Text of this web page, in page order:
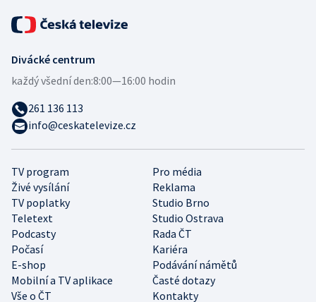
TV program
Pro média
Živé vysílání
Reklama
TV poplatky
Studio Brno
Teletext
Studio Ostrava
Podcasty
Rada ČT
Počasí
Kariéra
E-shop
Podávání námětů
Mobilní a TV aplikace
Časté dotazy
Vše o ČT
Kontakty
Divácké centrum
každý všední den:8:00—16:00 hodin
261 136 113
info@ceskatelevize.cz